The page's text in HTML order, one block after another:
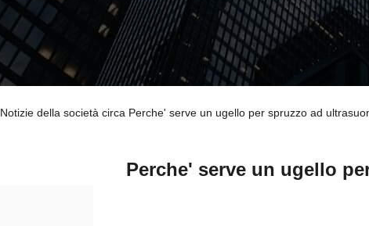
Notizie della società circa Perche' serve un ugello per spruzzo ad
Perche' serve un ugello